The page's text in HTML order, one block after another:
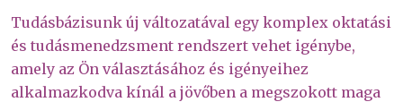
Tudásbázisunk új változatával egy komplex oktatási
és tudásmenedzsment rendszert vehet igénybe,
amely az Ön választásához és igényeihez
alkalmazkodva kínál a jövőben a megszokott maga